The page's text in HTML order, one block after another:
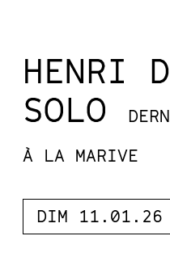
HENRI
SOLO
À LA MARIVE
DIM 11.01.26